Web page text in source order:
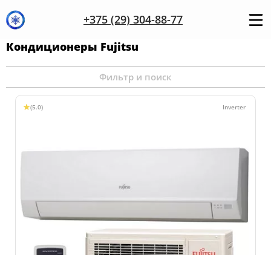
+375 (29) 304-88-77
Кондиционеры Fujitsu
Фильтр и поиск
(5.0)